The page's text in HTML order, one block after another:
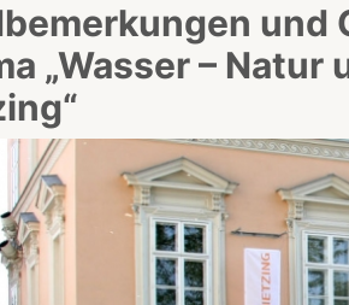
und
„Wasser – Natur